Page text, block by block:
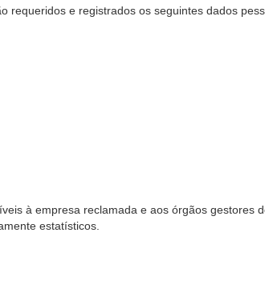
requeridos e registrados os seguintes dados
à empresa reclamada e aos órgãos
estatísticos.